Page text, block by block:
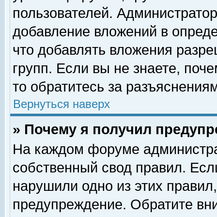
пользователей.
добавление вложений в
что добавлять вложения
групп. Если вы не знаете,
то обратитесь за
Вернуться наверх
» Почему я получил
На каждом форуме
собственный свод правил.
нарушили одно из этих
предупреждение. Обратите